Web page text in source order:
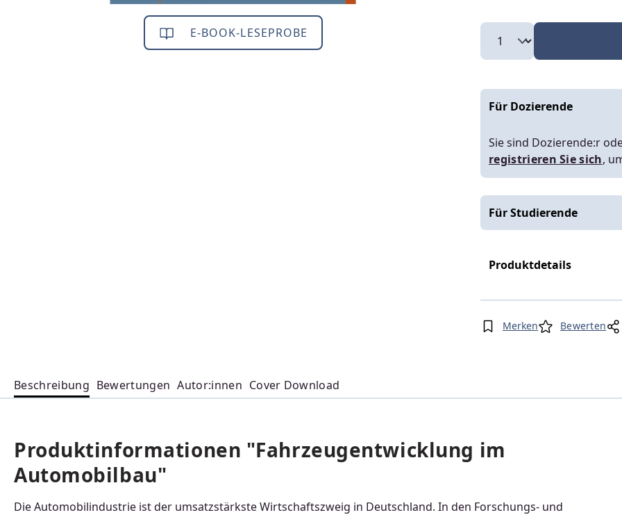
E-BOOK-LESEPROBE
Für Dozierende
Sie sind Dozierende:r
registrieren Sie sich,
Für Studierende
Produktdetails
Merken Bewerten
Beschreibung Bewertungen Autor:innen Cover Download
Produktinformationen "Fahrzeugentwicklung im
Automobilbau"
Die Automobilindustrie ist der umsatzstärkste Wirtschaftszweig in Deutschland. In den Forschungs- und